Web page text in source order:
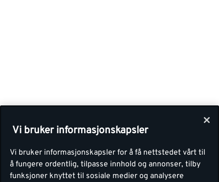
Vi bruker informasjonskapsler
Vi bruker informasjonskapsler for å få nettstedet vårt til
å fungere ordentlig, tilpasse innhold og annonser, tilby
funksjoner knyttet til sosiale medier og analysere